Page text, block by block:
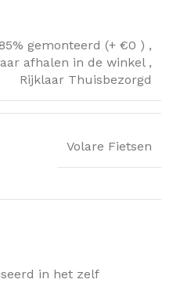
gemonteerd (+ €0 ) ,
afhalen in de winkel ,
Rijklaar Thuisbezorgd
Volare Fietsen
in het zelf